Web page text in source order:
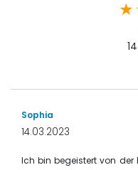
14
Sophia
14.03.2023
Ich bin begeistert von der